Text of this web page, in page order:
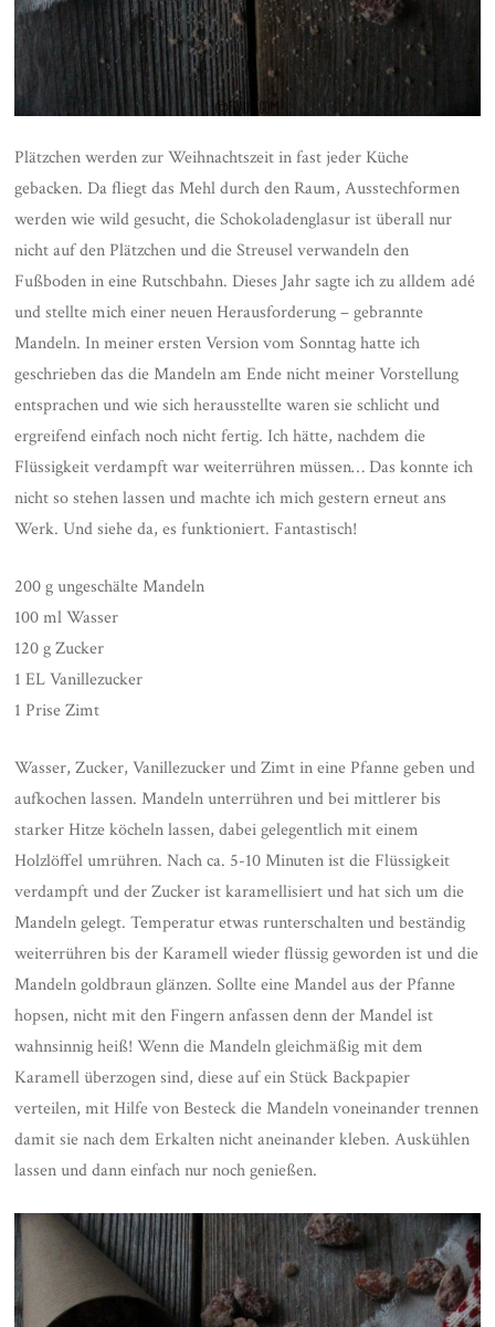
Plätzchen werden zur Weihnachtszeit in fast jeder Küche
gebacken. Da fliegt das Mehl durch den Raum, Ausstechformen
werden wie wild gesucht, die Schokoladenglasur ist überall nur
nicht auf den Plätzchen und die Streusel verwandeln den
Fußboden in eine Rutschbahn. Dieses Jahr sagte ich zu alldem adé
und stellte mich einer neuen Herausforderung – gebrannte
Mandeln. In meiner ersten Version vom Sonntag hatte ich
geschrieben das die Mandeln am Ende nicht meiner Vorstellung
entsprachen und wie sich herausstellte waren sie schlicht und
ergreifend einfach noch nicht fertig. Ich hätte, nachdem die
Flüssigkeit verdampft war weiterrühren müssen… Das konnte ich
nicht so stehen lassen und machte ich mich gestern erneut ans
Werk. Und siehe da, es funktioniert. Fantastisch!
200 g ungeschälte Mandeln
100 ml Wasser
120 g Zucker
1 EL Vanillezucker
1 Prise Zimt
Wasser, Zucker, Vanillezucker und Zimt in eine Pfanne geben und
aufkochen lassen. Mandeln unterrühren und bei mittlerer bis
starker Hitze köcheln lassen, dabei gelegentlich mit einem
Holzlöffel umrühren. Nach ca. 5-10 Minuten ist die Flüssigkeit
verdampft und der Zucker ist karamellisiert und hat sich um die
Mandeln gelegt. Temperatur etwas runterschalten und beständig
weiterrühren bis der Karamell wieder flüssig geworden ist und die
Mandeln goldbraun glänzen. Sollte eine Mandel aus der Pfanne
hopsen, nicht mit den Fingern anfassen denn der Mandel ist
wahnsinnig heiß! Wenn die Mandeln gleichmäßig mit dem
Karamell überzogen sind, diese auf ein Stück Backpapier
verteilen, mit Hilfe von Besteck die Mandeln voneinander trennen
damit sie nach dem Erkalten nicht aneinander kleben. Auskühlen
lassen und dann einfach nur noch genießen.